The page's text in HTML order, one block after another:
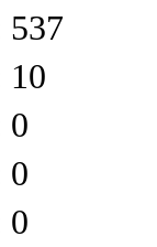
10
0
0
0